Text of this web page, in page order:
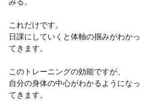
みる。
これだけです。
日課にしていくと体軸の掴みがわかっ
てきます。
このトレーニングの効能ですが、
自分の身体の中心がわかるようになっ
てきます。